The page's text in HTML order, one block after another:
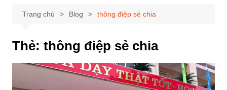
Trang chủ Blog thông điệp sẻ chia
Thẻ: thông điệp sẻ chia